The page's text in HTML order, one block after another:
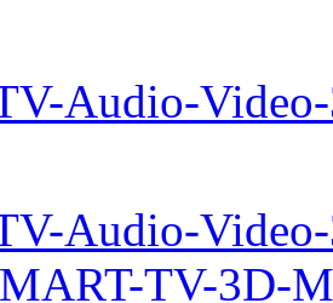
Audio-
Audio-
TV-3D-